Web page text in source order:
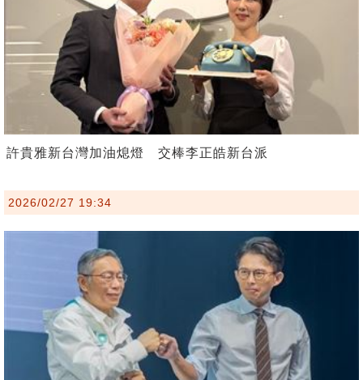
許貴雅新台灣加油熄燈 交棒李正皓新台派
2026/02/27 19:34